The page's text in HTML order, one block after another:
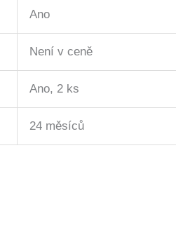
Ano
Není v ceně
Ano, 2 ks
24 měsíců